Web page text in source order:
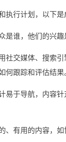
执行计划，以下是
是谁，他们的兴
社交媒体、搜索
何跟踪和评估结果
易于导航，内容
、有用的内容，